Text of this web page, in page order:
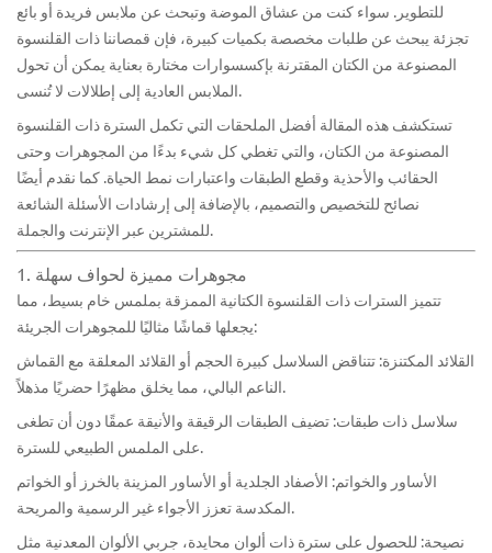
للتطوير. سواء كنت من عشاق الموضة وتبحث عن ملابس فريدة أو بائع
تجزئة يبحث عن طلبات مخصصة بكميات كبيرة، فإن قمصاننا ذات القلنسوة
المصنوعة من الكتان المقترنة بإكسسوارات مختارة بعناية يمكن أن تحول
الملابس العادية إلى إطلالات لا تُنسى.
تستكشف هذه المقالة أفضل الملحقات التي تكمل السترة ذات القلنسوة
المصنوعة من الكتان، والتي تغطي كل شيء بدءًا من المجوهرات وحتى
الحقائب والأحذية وقطع الطبقات واعتبارات نمط الحياة. كما نقدم أيضًا
نصائح للتخصيص والتصميم، بالإضافة إلى إرشادات الأسئلة الشائعة
للمشترين عبر الإنترنت والجملة.
1. مجوهرات مميزة لحواف سهلة
تتميز السترات ذات القلنسوة الكتانية الممزقة بملمس خام بسيط، مما
يجعلها قماشًا مثاليًا للمجوهرات الجريئة:
القلائد المكتنزة: تتناقض السلاسل كبيرة الحجم أو القلائد المعلقة مع القماش
الناعم البالي، مما يخلق مظهرًا حضريًا مذهلاً.
سلاسل ذات طبقات: تضيف الطبقات الرقيقة والأنيقة عمقًا دون أن تطغى
على الملمس الطبيعي للسترة.
الأساور والخواتم: الأصفاد الجلدية أو الأساور المزينة بالخرز أو الخواتم
المكدسة تعزز الأجواء غير الرسمية والمريحة.
نصيحة: للحصول على سترة ذات ألوان محايدة، جربي الألوان المعدنية مثل